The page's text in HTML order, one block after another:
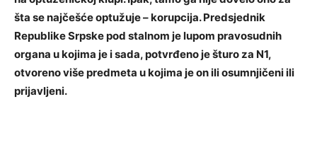
šta se najčešće optužuje – korupcija. Predsjednik
Republike Srpske pod stalnom je lupom pravosudnih
organa u kojima je i sada, potvrđeno je šturo za N1,
otvoreno više predmeta u kojima je on ili osumnjičeni ili
prijavljeni.